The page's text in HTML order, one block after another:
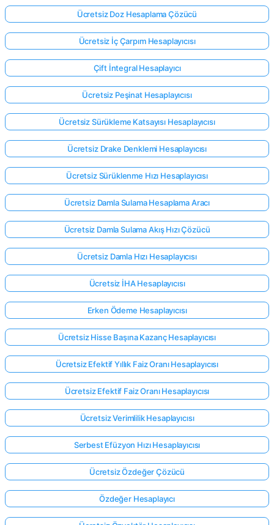
giriş
yap!
Ücretsiz Doz Hesaplama Çözücü
Ücretsiz İç Çarpım Hesaplayıcısı
Çift İntegral Hesaplayıcı
Ücretsiz Peşinat Hesaplayıcısı
Ücretsiz Sürükleme Katsayısı Hesaplayıcısı
Ücretsiz Drake Denklemi Hesaplayıcısı
Ücretsiz Sürüklenme Hızı Hesaplayıcısı
Ücretsiz Damla Sulama Hesaplama Aracı
Ücretsiz Damla Sulama Akış Hızı Çözücü
Ücretsiz Damla Hızı Hesaplayıcısı
Ücretsiz İHA Hesaplayıcısı
Erken Ödeme Hesaplayıcısı
Ücretsiz Hisse Başına Kazanç Hesaplayıcısı
Ücretsiz Efektif Yıllık Faiz Oranı Hesaplayıcısı
Ücretsiz Efektif Faiz Oranı Hesaplayıcısı
Ücretsiz Verimlilik Hesaplayıcısı
Serbest Efüzyon Hızı Hesaplayıcısı
Ücretsiz Özdeğer Çözücü
Özdeğer Hesaplayıcı